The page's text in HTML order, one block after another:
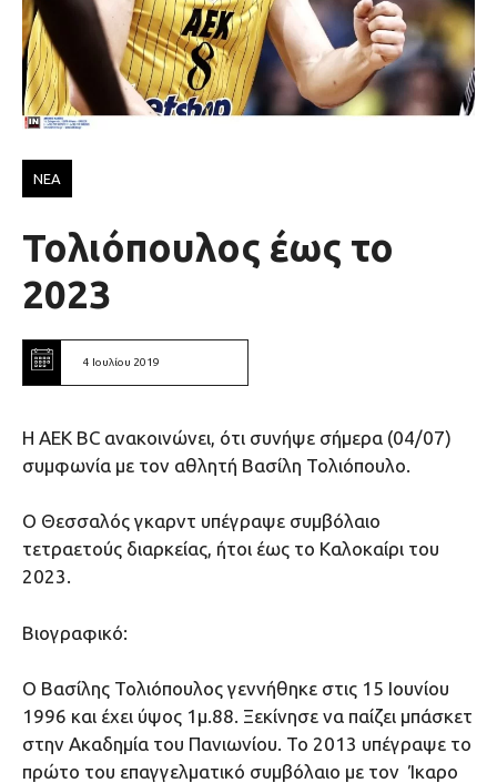
ΝΕΑ
Τολιόπουλος έως το
2023
4 Ιουλίου 2019
Η ΑΕΚ ΒC ανακοινώνει, ότι συνήψε σήμερα (04/07)
συμφωνία με τον αθλητή Βασίλη Τολιόπουλο.
Ο Θεσσαλός γκαρντ υπέγραψε συμβόλαιο
τετραετούς διαρκείας, ήτοι έως το Καλοκαίρι του
2023.
Βιογραφικό:
O Βασίλης Τολιόπουλος γεννήθηκε στις 15 Ιουνίου
1996 και έχει ύψος 1μ.88. Ξεκίνησε να παίζει μπάσκετ
στην Ακαδημία του Πανιωνίου. Το 2013 υπέγραψε το
πρώτο του επαγγελματικό συμβόλαιο με τον Ίκαρο